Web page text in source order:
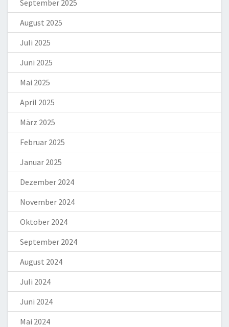
September 2025
August 2025
Juli 2025
Juni 2025
Mai 2025
April 2025
März 2025
Februar 2025
Januar 2025
Dezember 2024
November 2024
Oktober 2024
September 2024
August 2024
Juli 2024
Juni 2024
Mai 2024